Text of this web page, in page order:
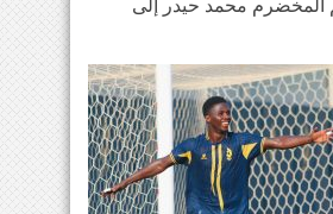
المخضرم محمد حيدر إلى